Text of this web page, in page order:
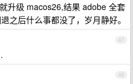
升级 macos26,结果 adobe 全套
之后什么事都没了，岁月静好。
47
48